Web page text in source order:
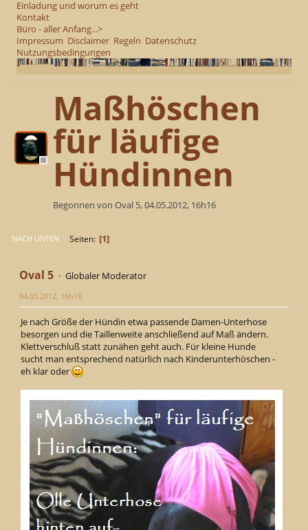
Einladung und worum es geht
Kontakt
Büro - aller Anfang...>
Impressum Disclaimer Regeln Datenschutz
Nutzungsbedingungen
Maßhöschen
für läufige
Hündinnen
Begonnen von Oval 5, 04.05.2012, 16h16
NACH UNTEN Seiten 1
Oval 5 Globaler Moderator
04.05.2012, 16h16
Je nach Größe der Hündin etwa passende Damen-Unterhose
besorgen und die Taillenweite anschließend auf Maß ändern.
Klettverschluß statt zunähen geht auch. Für kleine Hunde
sucht man entsprechend natürlich nach Kinderunterhöschen -
eh klar oder